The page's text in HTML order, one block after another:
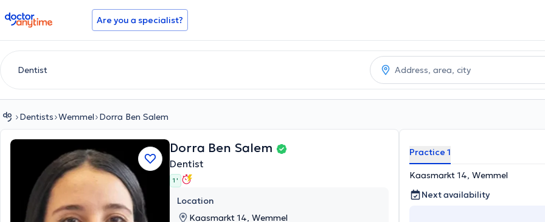
doctoranytime Are you a specialist?
Dentists Wemmel Dorra Ben Salem
Dorra Ben Salem
Dentist
1 '
Location
Kaasmarkt 14, Wemmel
Practice 1
Kaasmarkt 14, Wemmel
Next availability